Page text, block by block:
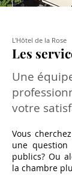
L'Hôtel de la Rose
Les
Une
votre
Vous
une question
publics? Ou
la chambre